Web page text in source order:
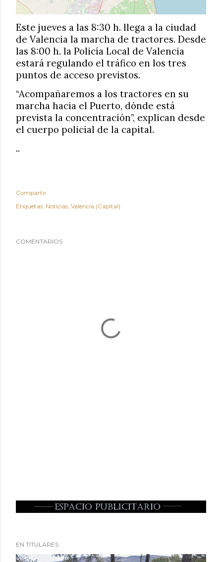
Este jueves a las 8:30 h. llega a la ciudad
de Valencia la marcha de tractores. Desde
las 8:00 h. la Policía Local de Valencia
estará regulando el tráfico en los tres
puntos de acceso previstos.
“Acompañaremos a los tractores en su
marcha hacia el Puerto, dónde está
prevista la concentración”, explican desde
el cuerpo policial de la capital.
..
Compartir
Etiquetas: Noticias Valencia (Capital)
COMENTARIOS
EN TITULARES